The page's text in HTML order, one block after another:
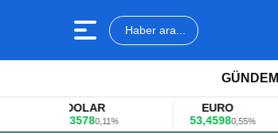
Haber ara...
GÜNDEM
DOLAR
0,11%
EURO
53,45980,55%